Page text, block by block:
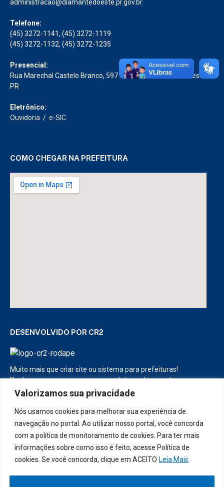
Valorizamos sua privacidade
Nós usamos cookies para melhorar sua experiência de
navegação no portal. Ao utilizar nosso portal, você concorda
com a política de monitoramento de cookies. Para ter mais
informações sobre como isso é feito, acesse Política de
cookies. Se você concorda, clique em ACEITO Leia Mais
administracao@diamantedoeste.pr.gov.br
Telefone:
(45) 3272-1141, (45) 3272-1119
(45) 3272-1132, (45) 3272-1235
Presencial:
Rua Marechal Castelo Branco, 597 – Centro Diamante D’Oeste –
PR
Eletrônico:
Ouvidoria / e-SIC
COMO CHEGAR NA PREFEITURA
DESENVOLVIDO POR CR2
Muito mais que criar site ou sistema para prefeituras!
Realizamos umaassessoriacompleta, onde garantimos em
contrato que todas as exigências dasleis de transparência
Conheça oPNTPe oRadar da Transparência Pública